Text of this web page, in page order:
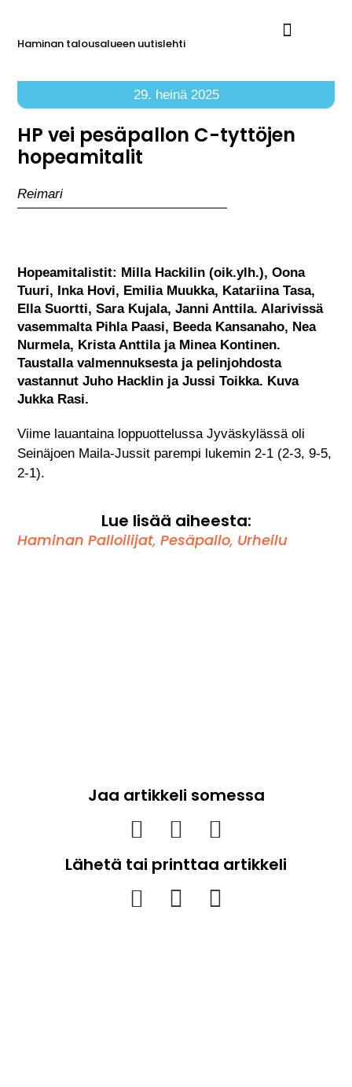
Haminan talousalueen uutislehti
29. heinä 2025
HP vei pesäpallon C-tyttöjen
hopeamitalit
Reimari
Hopeamitalistit: Milla Hackilin (oik.ylh.), Oona
Tuuri, Inka Hovi, Emilia Muukka, Katariina Tasa,
Ella Suortti, Sara Kujala, Janni Anttila. Alarivissä
vasemmalta Pihla Paasi, Beeda Kansanaho, Nea
Nurmela, Krista Anttila ja Minea Kontinen.
Taustalla valmennuksesta ja pelinjohdosta
vastannut Juho Hacklin ja Jussi Toikka. Kuva
Jukka Rasi.
Viime lauantaina loppuottelussa Jyväskylässä oli
Seinäjoen Maila-Jussit parempi lukemin 2-1 (2-3, 9-5,
2-1).
Lue lisää aiheesta:
Haminan Palloilijat,Pesäpallo, Urheilu
Jaa artikkeli somessa
Lähetä tai printtaa artikkeli